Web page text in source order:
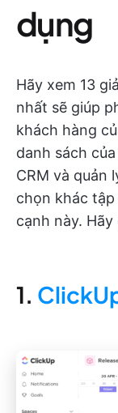
dụng
Hãy xem 13
nhất sẽ giúp
khách hàng
danh sách
CRM và quản
chọn khác
cạnh này.
1.